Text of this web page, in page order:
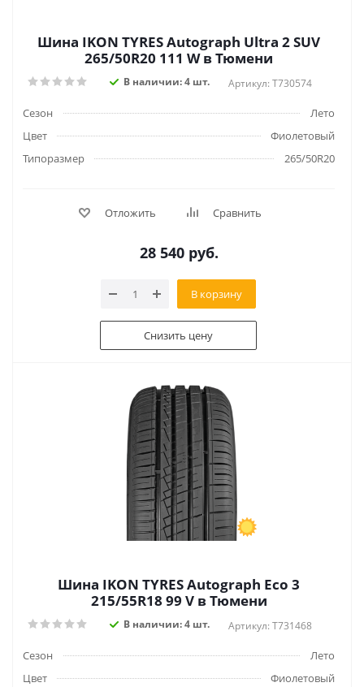
Шина IKON TYRES Autograph Ultra 2 SUV
265/50R20 111 W в Тюмени
В наличии: 4 шт. Артикул: T730574
Сезон
Лето
Цвет
Фиолетовый
Типоразмер
265/50R20
Отложить Сравнить
28 540 руб.
В корзину
Снизить цену
Шина IKON TYRES Autograph Eco 3
215/55R18 99 V в Тюмени
В наличии: 4 шт. Артикул: T731468
Сезон
Лето
Цвет
Фиолетовый